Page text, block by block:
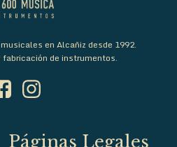
en Alcañiz desde 1992.
fabricación de instrumentos.
Páginas Legales